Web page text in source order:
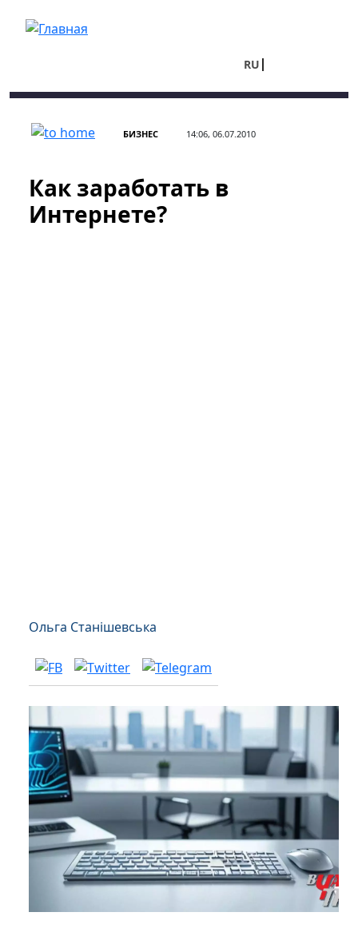
RU
БИЗНЕС 14:06, 06.07.2010
Как заработать в
Интернете?
Ольга Станішевська